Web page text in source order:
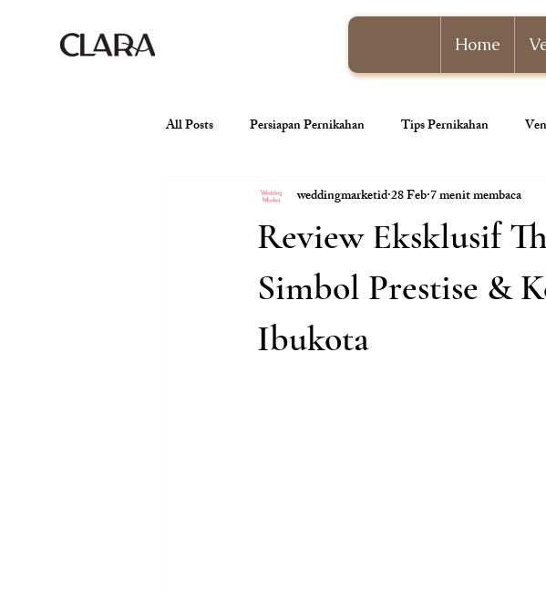
Home
All Posts Persiapan Pernikahan Tips Pernikahan
venue pernikahan Wedding Organizer Paket
Tren Pernikahan Konsep Pernikahan Dekorasi
Review Eksklusif
Simbol Prestise &
Ibukota
weddingmarketid28 Feb7 menit membaca